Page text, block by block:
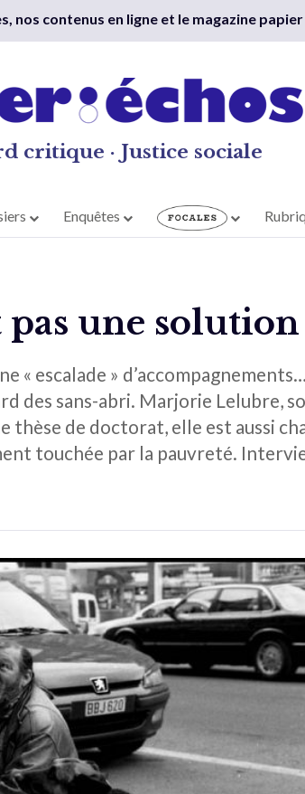
contenus en ligne et le magazine papier
critique · Justice sociale
Enquêtes
pas une
« escalade »
des sans-abri. Marjorie Lelubre,
thèse de doctorat, elle est aussi
touchée par la pauvreté.